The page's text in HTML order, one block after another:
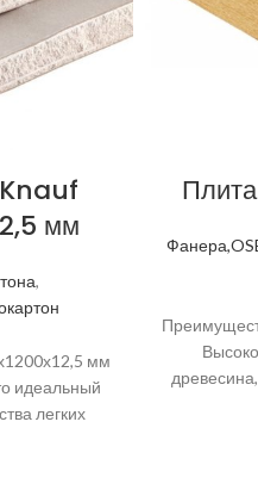
Knauf
мм
,
мм
идеальный
легких